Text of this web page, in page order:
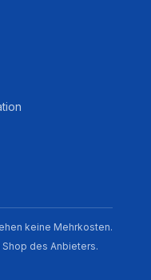
keine Mehrkosten.
des Anbieters.